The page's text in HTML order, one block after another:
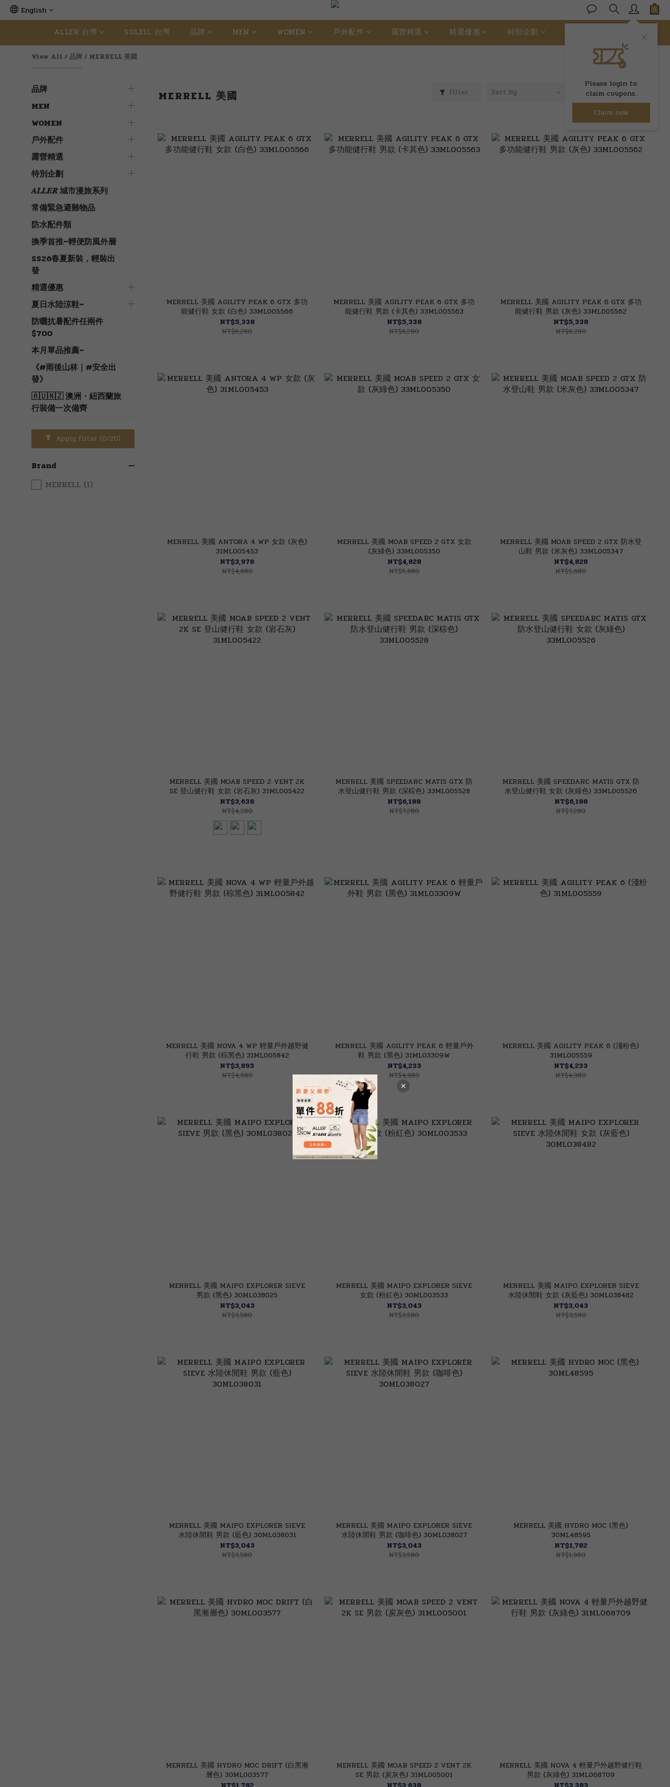
English
Please login to
claim coupons.
Claim now
ALLER 台灣 SOLEIL 台灣 品牌 MEN WOMEN 戶外配件 露營精選 精選優惠 特別企劃
View All / 品牌 / MERRELL 美國
品牌
MEN
WOMEN
戶外配件
露營精選
特別企劃
𝑨𝑳𝑳𝑬𝑹 城市漫旅系列
常備緊急避難物品
防水配件類
換季首推~輕便防風外層
SS26春夏新裝，輕裝出
發
精選優惠
夏日水陸涼鞋~
防曬抗暑配件任兩件
$700
本月單品推薦~
《#雨後山林｜#安全出
發》
🇦🇺🇳🇿 澳洲・紐西蘭旅
行裝備一次備齊
Apply Filter (0/20)
Brand
MERRELL (1)
MERRELL 美國 Filter Sort by
24 Items per
page
MERRELL 美國 AGILITY PEAK 6 GTX 多功
能健行鞋 女款 (白色) 33ML005566
NT$5,338
NT$6,280
MERRELL 美國 AGILITY PEAK 6 GTX 多功
能健行鞋 男款 (卡其色) 33ML005563
NT$5,338
NT$6,280
MERRELL 美國 AGILITY PEAK 6 GTX 多功
能健行鞋 男款 (灰色) 33ML005562
NT$5,338
NT$6,280
MERRELL 美國 ANTORA 4 WP 女款 (灰色)
31ML005453
NT$3,978
NT$4,680
MERRELL 美國 MOAB SPEED 2 GTX 女款
(灰綠色) 33ML005350
NT$4,828
NT$5,680
MERRELL 美國 MOAB SPEED 2 GTX 防水登
山鞋 男款 (米灰色) 33ML005347
NT$4,828
NT$5,680
MERRELL 美國 MOAB SPEED 2 VENT 2K
SE 登山健行鞋 女款 (岩石灰) 31ML005422
NT$3,638
NT$4,280
MERRELL 美國 SPEEDARC MATIS GTX 防
水登山健行鞋 男款 (深棕色) 33ML005528
NT$6,188
NT$7,280
MERRELL 美國 SPEEDARC MATIS GTX 防
水登山健行鞋 女款 (灰綠色) 33ML005526
NT$6,188
NT$7,280
MERRELL 美國 NOVA 4 WP 輕量戶外越野健
行鞋 男款 (棕黑色) 31ML005842
NT$3,893
NT$4,580
MERRELL 美國 AGILITY PEAK 6 輕量戶外
鞋 男款 (黑色) 31ML03309W
NT$4,233
NT$4,980
MERRELL 美國 AGILITY PEAK 6 (淺粉色)
31ML005559
NT$4,233
NT$4,980
MERRELL 美國 MAIPO EXPLORER SIEVE
男款 (黑色) 30ML038025
NT$3,043
NT$3,580
MERRELL 美國 MAIPO EXPLORER SIEVE
女款 (粉紅色) 30ML003533
NT$3,043
NT$3,580
MERRELL 美國 MAIPO EXPLORER SIEVE
水陸休閒鞋 女款 (灰藍色) 30ML038482
NT$3,043
NT$3,580
MERRELL 美國 MAIPO EXPLORER SIEVE
水陸休閒鞋 男款 (藍色) 30ML038031
NT$3,043
NT$3,580
MERRELL 美國 MAIPO EXPLORER SIEVE
水陸休閒鞋 男款 (咖啡色) 30ML038027
NT$3,043
NT$3,580
MERRELL 美國 HYDRO MOC (黑色)
30ML48595
NT$1,782
NT$1,980
MERRELL 美國 HYDRO MOC DRIFT (白黑漸
層色) 30ML003577
MERRELL 美國 MOAB SPEED 2 VENT 2K
SE 男款 (炭灰色) 31ML005001
MERRELL 美國 NOVA 4 輕量戶外越野健行鞋
男款 (灰綠色) 31ML068709